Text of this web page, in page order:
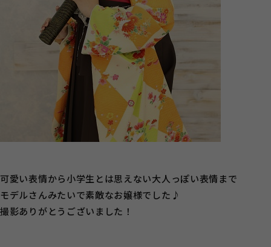
可愛い表情から小学生とは思えない大人っぽい表情まで
モデルさんみたいで素敵なお嬢様でした♪
撮影ありがとうございました！